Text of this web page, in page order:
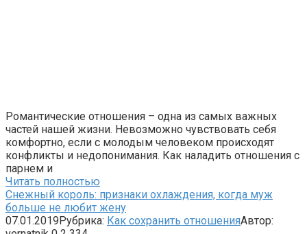
Романтические отношения – одна из самых важных
частей нашей жизни. Невозможно чувствовать себя
комфортно, если с молодым человеком происходят
конфликты и недопонимания. Как наладить отношения с
парнем и
Читать полностью
Снежный король: признаки охлаждения, когда муж
больше не любит жену
07.01.2019Рубрика: Как сохранить отношенияАвтор: